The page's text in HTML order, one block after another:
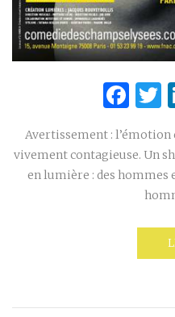
Avertissement :
vivement contagieuse. Un
en lumière : des hommes